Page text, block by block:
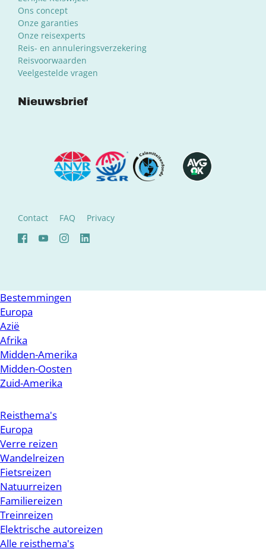
Ons concept
Onze garanties
Onze reisexperts
Reis- en annuleringsverzekering
Reisvoorwaarden
Veelgestelde vragen
Nieuwsbrief
Contact FAQ Privacy
Bestemmingen
Europa
Azië
Afrika
Midden-Amerika
Midden-Oosten
Zuid-Amerika
Reisthema's
Europa
Verre reizen
Wandelreizen
Fietsreizen
Natuurreizen
Familiereizen
Treinreizen
Elektrische autoreizen
Alle reisthema's